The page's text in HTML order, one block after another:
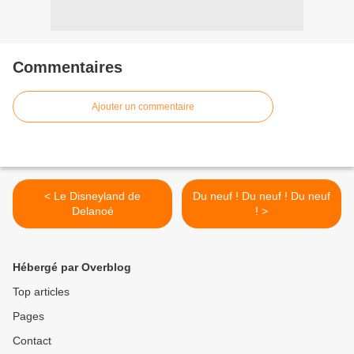
Commentaires
Ajouter un commentaire
< Le Disneyland de
Delanoé
Du neuf ! Du neuf ! Du neuf
! >
Hébergé par Overblog
Top articles
Pages
Contact